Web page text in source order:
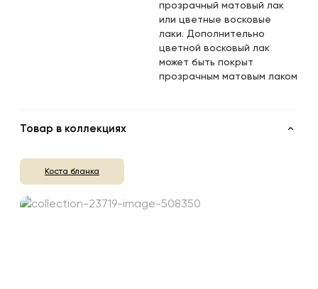
прозрачный матовый лак
или цветные восковые
лаки. Дополнительно
цветной восковый лак
может быть покрыт
прозрачным матовым лаком
Товар в коллекциях
Коста бланка